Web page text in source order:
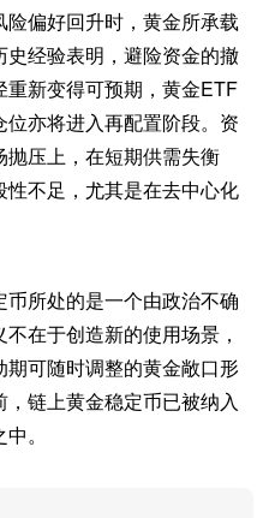
偏好回升时，黄金所承载
经验表明，避险资金的撤
新变得可预期，黄金ETF
亦将进入再配置阶段。资
压上，在短期供需失衡
不足，尤其是在去中心化
所处的是一个由政治不确
在于创造新的使用场景，
可随时调整的黄金敞口形
链上黄金稳定币已被纳入
。